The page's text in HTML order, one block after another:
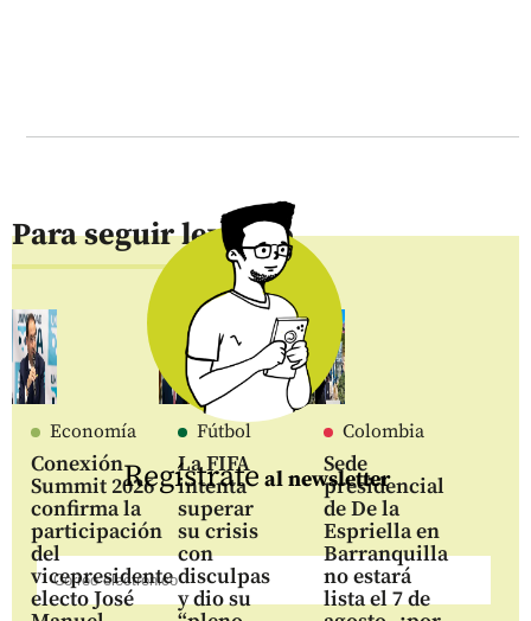
Para seguir leyendo
Economía
Conexión
Summit 2026
confirma la
participación
del
vicepresidente
electo José
Fútbol
La FIFA
intenta
superar
su crisis
con
disculpas
y dio su
Colombia
Sede
presidencial
de De la
Espriella en
Barranquilla
no estará
lista el 7 de
Regístrate al newsletter